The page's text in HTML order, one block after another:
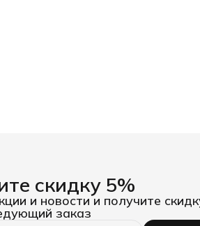
скидку 5%
и новости и получите
заказ